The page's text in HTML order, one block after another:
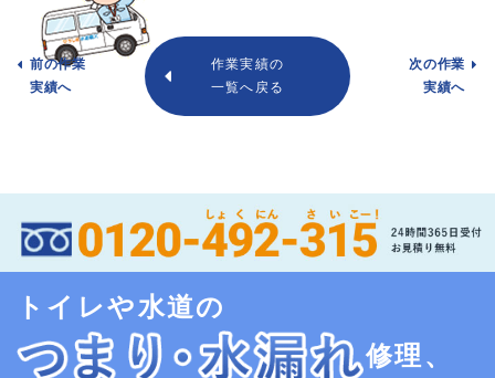
前の作業
実績へ
作業実績の
一覧へ戻る
次の作業
実績へ
トイレや水道の
修理、